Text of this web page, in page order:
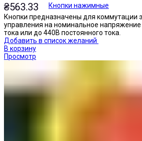
Кнопки нажимные
₴563.33
Кнопки предназначены для коммутации
управления на номинальное
тока или до 440В постоянного тока.
Добавить в список желаний
В корзину
Просмотр